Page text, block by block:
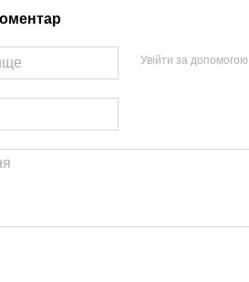
Увійти за допомогою